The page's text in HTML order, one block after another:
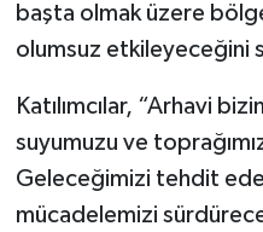
başta olmak üzere
olumsuz etkileyeceğini
Katılımcılar, “Arhavi
suyumuzu ve
Geleceğimizi tehdit
mücadelemizi